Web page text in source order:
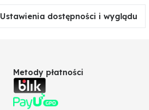
Ustawienia dostępności i wyglądu
Metody płatności